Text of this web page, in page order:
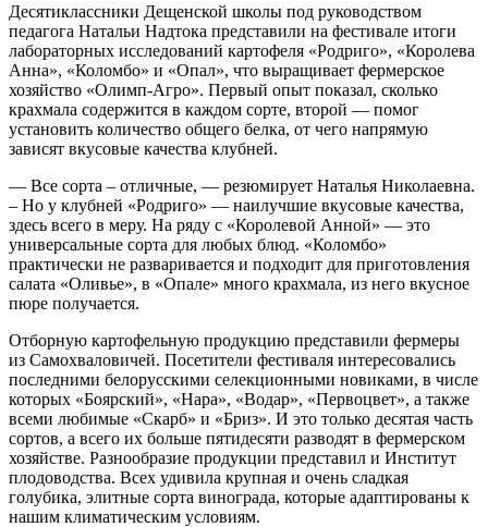
Десятиклассники Дещенской школы под руководством
педагога Натальи Надтока представили на фестивале итоги
лабораторных исследований картофеля «Родриго», «Королева
Анна», «Коломбо» и «Опал», что выращивает фермерское
хозяйство «Олимп-Агро». Первый опыт показал, сколько
крахмала содержится в каждом сорте, второй — помог
установить количество общего белка, от чего напрямую
зависят вкусовые качества клубней.
— Все сорта – отличные, — резюмирует Наталья Николаевна.
– Но у клубней «Родриго» — наилучшие вкусовые качества,
здесь всего в меру. На ряду с «Королевой Анной» — это
универсальные сорта для любых блюд. «Коломбо»
практически не разваривается и подходит для приготовления
салата «Оливье», в «Опале» много крахмала, из него вкусное
пюре получается.
Отборную картофельную продукцию представили фермеры
из Самохваловичей. Посетители фестиваля интересовались
последними белорусскими селекционными новиками, в числе
которых «Боярский», «Нара», «Водар», «Первоцвет», а также
всеми любимые «Скарб» и «Бриз». И это только десятая часть
сортов, а всего их больше пятидесяти разводят в фермерском
хозяйстве. Разнообразие продукции представил и Институт
плодоводства. Всех удивила крупная и очень сладкая
голубика, элитные сорта винограда, которые адаптированы к
нашим климатическим условиям.